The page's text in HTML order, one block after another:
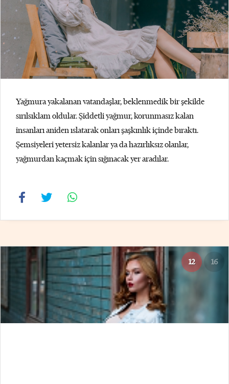
Yağmura yakalanan vatandaşlar, beklenmedik bir şekilde
sırılsıklam oldular. Şiddetli yağmur, korunmasız kalan
insanları aniden ıslatarak onları şaşkınlık içinde bıraktı.
Şemsiyeleri yetersiz kalanlar ya da hazırlıksız olanlar,
yağmurdan kaçmak için sığınacak yer aradılar.
12 16